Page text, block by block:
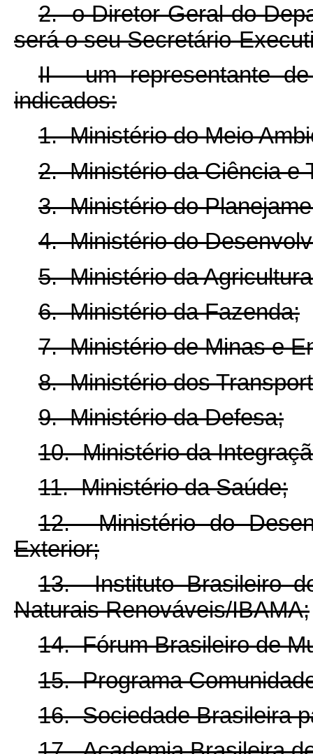
2. o Diretor-Geral do
será o seu Secretário-
II - um representante
indicados:
1. Ministério do Meio
2. Ministério da Ciência e
3. Ministério do
4. Ministério do
5. Ministério da
6. Ministério da Fazenda;
7. Ministério de Minas e
8. Ministério dos
9. Ministério da Defesa;
10. Ministério da
11. Ministério da Saúde;
12. Ministério do
Exterior;
13. Instituto Brasileiro
Naturais Renováveis/IBAMA;
14. Fórum Brasileiro de
15. Programa
16. Sociedade Brasileira